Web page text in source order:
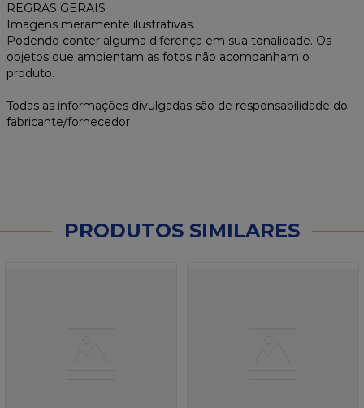
REGRAS GERAIS
Imagens meramente ilustrativas.
Podendo conter alguma diferença em sua tonalidade. Os
objetos que ambientam as fotos não acompanham o
produto.
Todas as informações divulgadas são de responsabilidade do
fabricante/fornecedor
PRODUTOS SIMILARES